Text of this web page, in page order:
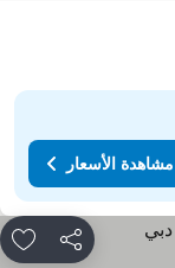
مشاهدة الأسعار
مشاركة